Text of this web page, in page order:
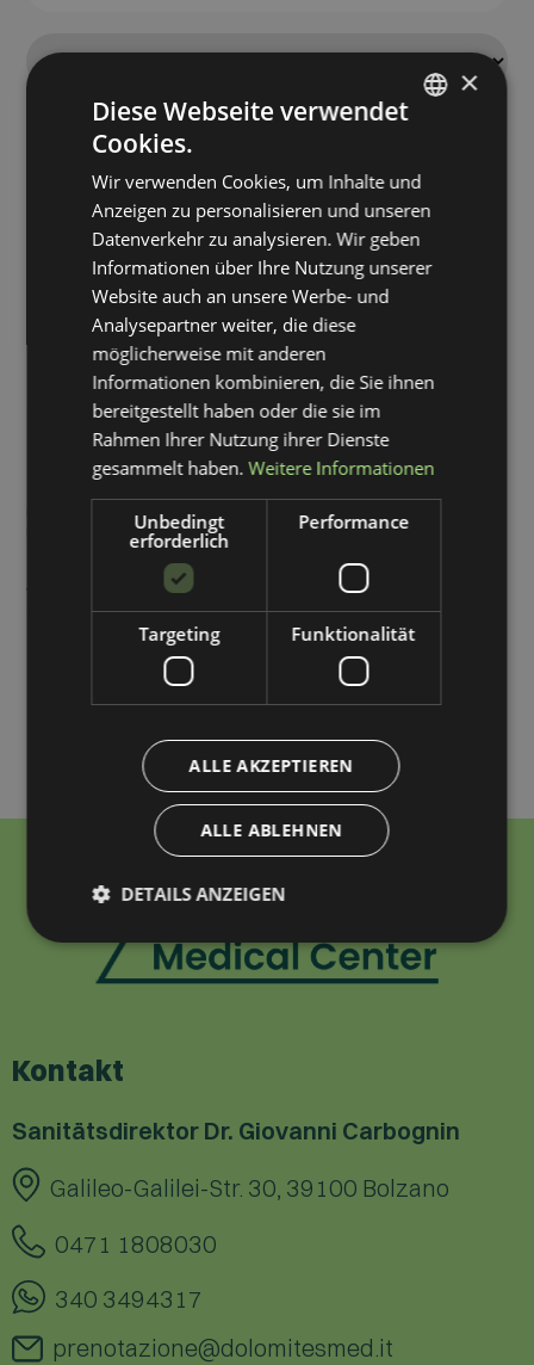
Ich erkläre, dass ich die Datenschutzerklärung zur Verarbeitung
meiner personenbezogenen Daten zum Zwecke der Bearbeitung und
Beantwortung meiner Anfrage gelesen habe und verstanden habe.
Versand von Werbe- und Marketingmaterial verarbeitet werden dürfen
(freiwillige Einwilligung).
Kontakt
Sanitätsdirektor Dr. Giovanni Carbognin
Galileo-Galilei-Str. 30, 39100 Bolzano
0471 1808030
340 3494317
prenotazione@dolomitesmed.it
GERMAN
×
Diese Webseite verwendet
Cookies.
Wir verwenden Cookies, um Inhalte und
Anzeigen zu personalisieren und unseren
Datenverkehr zu analysieren. Wir geben
Informationen über Ihre Nutzung unserer
Website auch an unsere Werbe- und
Analysepartner weiter, die diese
möglicherweise mit anderen
Informationen kombinieren, die Sie ihnen
bereitgestellt haben oder die sie im
Rahmen Ihrer Nutzung ihrer Dienste
gesammelt haben. Weitere Informationen
Unbedingt
erforderlich
Performance
Targeting Funktionalität
ALLE AKZEPTIEREN
ALLE ABLEHNEN
DETAILS ANZEIGEN